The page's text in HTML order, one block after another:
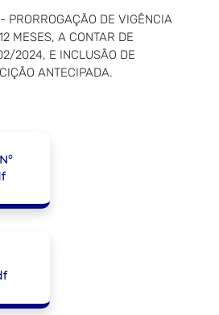
PRORROGAÇÃO DE VIGÊNCIA
MESES, A CONTAR DE
2024, E INCLUSÃO DE
ANTECIPADA.